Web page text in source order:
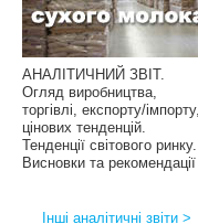
АНАЛІТИЧНИЙ ЗВІТ.
Огляд виробництва,
торгівлі, експорту/імпорту,
цінових тенденцій.
Тенденції світового ринку.
Висновки та рекомендації
Інші аналітичні звіти >